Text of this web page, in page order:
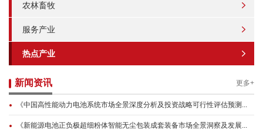
农林畜牧
服务产业
热点产业
新闻资讯 更多+
《中国高性能动力电池系统市场全景深度分析及投资战略可行性评估预测...
《新能源电池正负极超细粉体智能无尘包装成套装备市场全景洞察及发展...